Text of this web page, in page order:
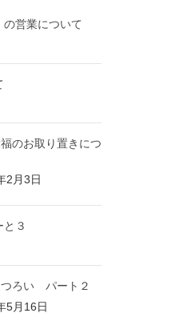
の営業について
のお取り置きにつ
2月3日
３
ろい パート２
5月16日